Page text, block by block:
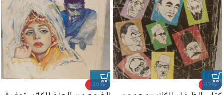
-17%
-20%